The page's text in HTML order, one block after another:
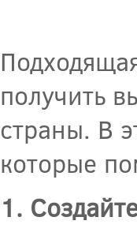
получить
страны. В
которые
1.